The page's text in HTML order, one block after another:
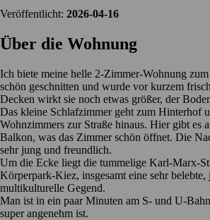
Veröffentlicht: 2026-04-16
Über die Wohnung
Ich biete meine helle 2-Zimmer-Wohnung
schön geschnitten und wurde vor kurzem
Decken wirkt sie noch etwas größer, der
Das kleine Schlafzimmer geht zum Hinterhof
Wohnzimmers zur Straße hinaus. Hier gibt es
Balkon, was das Zimmer schön öffnet. Die
sehr jung und freundlich.
Um die Ecke liegt die tummelige Karl-Marx-
Körperpark-Kiez, insgesamt eine sehr belebte,
multikulturelle Gegend.
Man ist in ein paar Minuten am S- und U-
super angenehm ist.